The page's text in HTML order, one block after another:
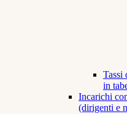
Tassi
in
Incarichi
(dirigenti e